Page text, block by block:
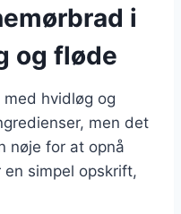
i
og fløde
hvidløg og
men det
nøje for at opnå
simpel opskrift,